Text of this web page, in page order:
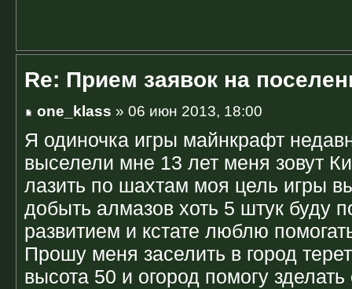
Re: Прием заявок на
one_klass » 06 июн 2013, 18:00
Я одиночка игры майнкрафт
выселели мне 13 лет меня зовут
лазить по шахтам моя цель игры
добыть алмазов хоть 5 штук буду
развитием и кстате люблю
Прошу меня заселить в город
высота 50 и огород помогу